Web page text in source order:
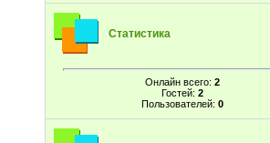
Статистика
Онлайн всего: 2
Гостей: 2
Пользователей: 0